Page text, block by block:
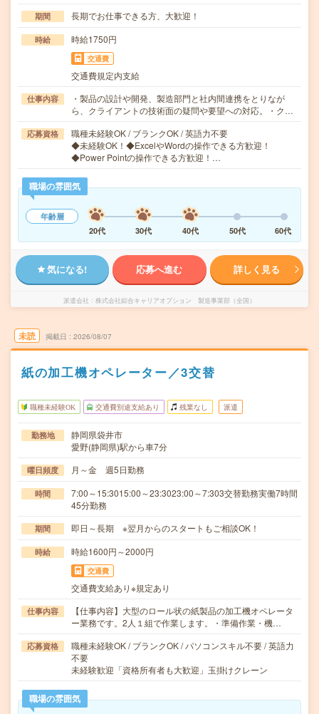
期間 長期でお仕事できる方、大歓迎！
時給 時給1750円
交通費
交通費規定内支給
仕事内容
・製品の設計や開発、製造部門と社内間連携をとりなが
ら、クライアントの技術面の疑問や要望への対応。・ク…
応募資格
職種未経験OK / ブランクOK / 英語力不要
◆未経験OK！◆ExcelやWordの操作できる方歓迎！
◆Power Pointの操作できる方歓迎！…
職場の雰囲気
年齢層
20代
30代 40代 50代 60代
気になる! 応募へ進む 詳しく見る
派遣会社 株式会社綜合キャリアオプション 製造事業部（全国）
未読 掲載日 2026/08/07
紙の加工機オペレーター／3交替
職種未経験OK 交通費別途支給あり 残業なし 派遣
勤務地
静岡県袋井市
愛野(静岡県)駅から車7分
曜日頻度 月～金 週5日勤務
時間
7:00～15:3015:00～23:3023:00～7:303交替勤務実働7時間
45分勤務
期間 即日～長期 ※翌月からのスタートもご相談OK！
時給 時給1600円～2000円
交通費
交通費支給あり※規定あり
仕事内容
【仕事内容】大型のロール状の紙製品の加工機オペレータ
ー業務です。2人１組で作業します。・準備作業・機…
応募資格
職種未経験OK / ブランクOK / パソコンスキル不要 / 英語力
不要
未経験歓迎「資格所有者も大歓迎」玉掛けクレーン
職場の雰囲気